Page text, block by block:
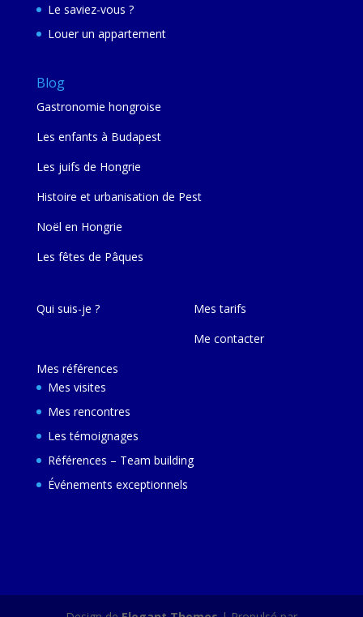
Le saviez-vous ?
Louer un appartement
Blog
Gastronomie hongroise
Les enfants à Budapest
Les juifs de Hongrie
Histoire et urbanisation de Pest
Noël en Hongrie
Les fêtes de Pâques
Qui suis-je ?
Mes références
Mes visites
Mes rencontres
Les témoignages
Références – Team building
Événements exceptionnels
Mes tarifs
Me contacter